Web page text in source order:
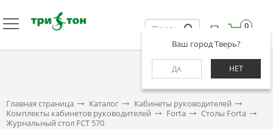
Ваш город Тверь?
ДА НЕТ
0
Главная страница Каталог
Кабинеты руководителей
Комплекты кабинетов руководителей
Forta
Столы Forta
Журнальный стол FCT 570